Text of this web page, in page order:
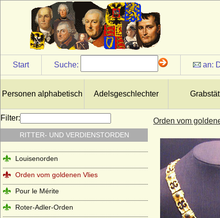
Start Suche: an:
Personen alphabetisch Adelsgeschlechter
Orden vom
Filter:
RITTER- UND VERDIENSTORDEN
Louisenorden
Orden vom goldenen Vlies
Pour le Mérite
Roter-Adler-Orden